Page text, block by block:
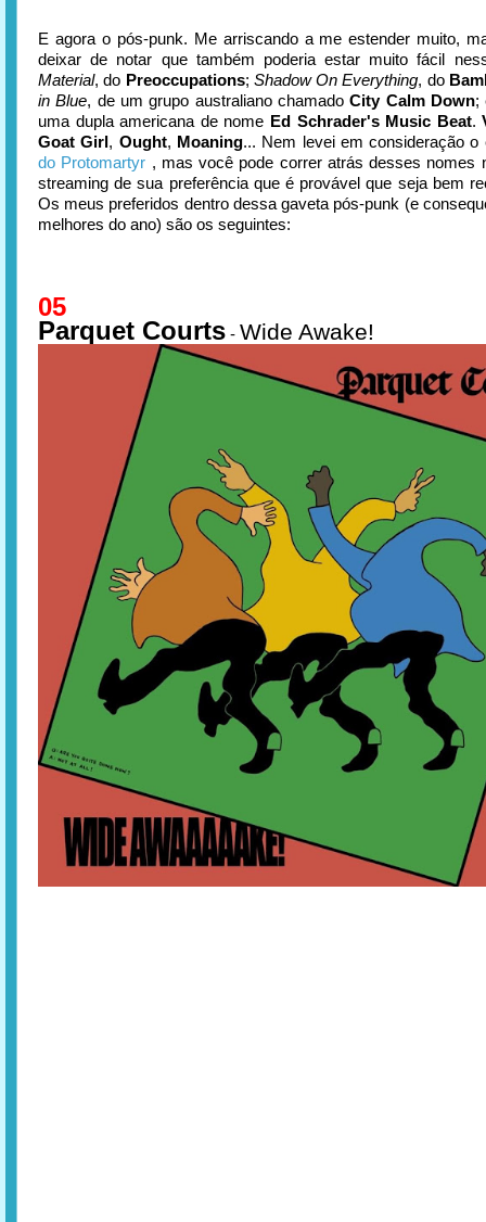
E agora o pós-punk. Me arriscando a me estender muito,
deixar de notar que também poderia estar muito fácil
Material, do Preoccupations; Shadow On Everything, do
in Blue, de um grupo australiano chamadoCity Calm Down;
uma dupla americana de nome Ed Schrader's Music Beat.
Goat Girl, Ought, Moaning... Nem levei em consideração
do Protomartyr , mas você pode correr atrás desses nomes
streaming de sua preferência que é provável que seja bem
Os meus preferidos dentro dessa gaveta pós-punk (e
melhores do ano) são os seguintes:
05
Parquet Courts - Wide Awake!